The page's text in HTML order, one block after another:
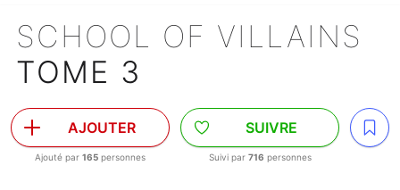
SCHOOL OF VILLAINS
TOME 3
AJOUTER
Ajouté par 165 personnes
SUIVRE
Suivi par 716 personnes